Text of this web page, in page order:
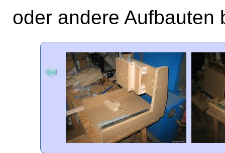
oder andere Aufbauten